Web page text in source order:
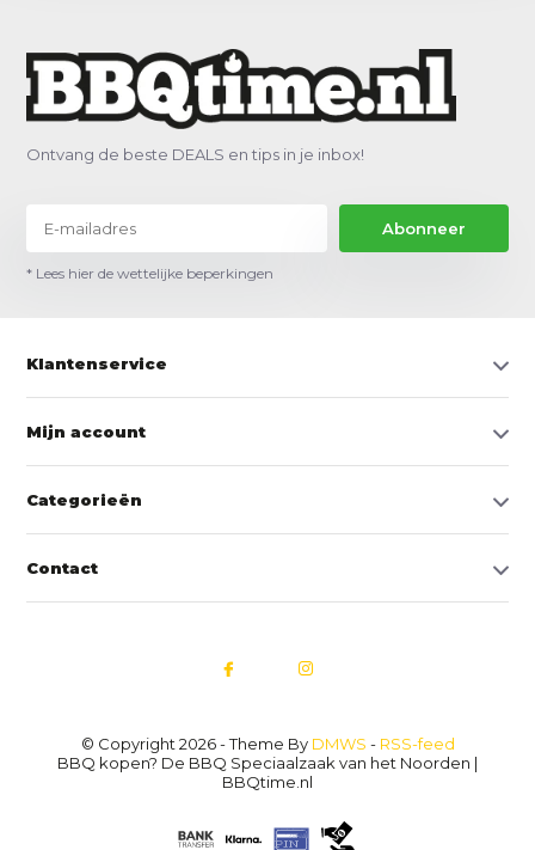
Ontvang de beste DEALS en tips in je inbox!
Abonneer
* Lees hier de wettelijke beperkingen
Klantenservice
Mijn account
Categorieën
Contact
© Copyright 2026 - Theme By DMWS - RSS-feed
BBQ kopen? De BBQ Speciaalzaak van het Noorden |
BBQtime.nl